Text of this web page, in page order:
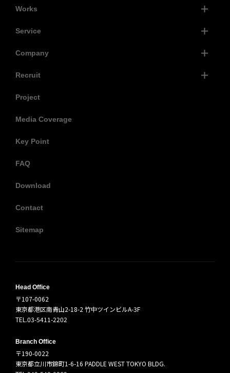
Works
Service
Company
Recruit
Project
Media Coverage
Key Point
FAQ
Download
Contact
Sitemap
Head Office
〒107-0062
東京都港区南青山2-18-2 竹中ツインビルA-3F
TEL.03-5411-2202
Branch Office
〒190-0022
東京都立川市錦町1-6-16 PADDLE WEST TOKYO BLDG.